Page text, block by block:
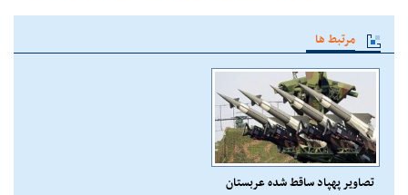
مرتبط ها
تصاویر پهپاد ساقط شده عربستان